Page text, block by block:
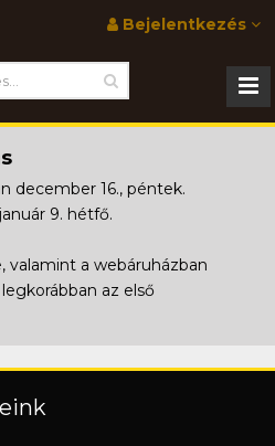
Bejelentkezés
december 16., péntek.
9. hétfő.
valamint a webáruházban
az első